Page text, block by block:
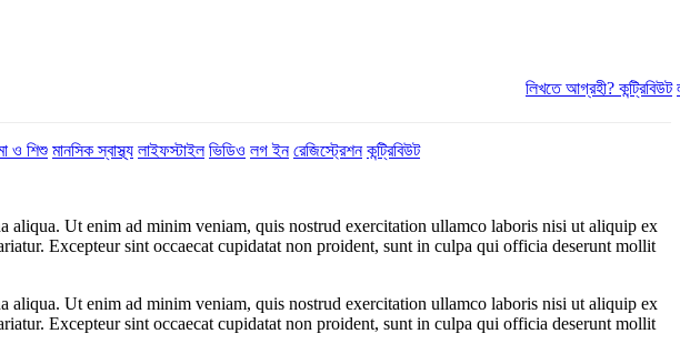
লিখতে আগ্রহী? কন্ট্রিবিউট
ও শিশু মানসিক স্বাস্থ্য লাইফস্টাইল ভিডিও লগ ইন রেজিস্ট্রেশন কন্ট্রিবিউট
Ut enim ad minim veniam, quis nostrud exercitation ullamco laboris nisi ut aliquip ex
Excepteur sint occaecat cupidatat non proident, sunt in culpa qui officia deserunt mollit
Ut enim ad minim veniam, quis nostrud exercitation ullamco laboris nisi ut aliquip ex
Excepteur sint occaecat cupidatat non proident, sunt in culpa qui officia deserunt mollit